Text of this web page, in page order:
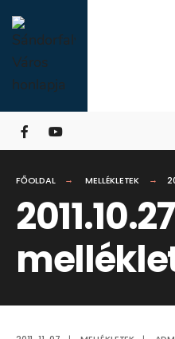
Skip
to
content
FŐOLDAL MELLÉKLETEK
for: